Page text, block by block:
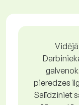
pieredzes
Salīdziniet